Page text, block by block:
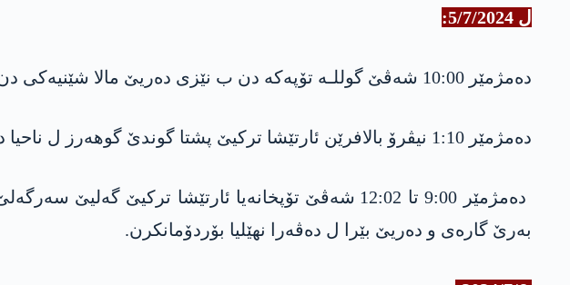
ل 5/7/2024:
ده‌مژمێر 10:00‏ شەڤێ گوللـە تۆپەکه‌ دن ب نێزی ده‌ریێ مالا شێنیه‌كی دن یێ گوندێ گوهه‌رز كه‌ت.
دەمژمێر ‎1:10‏ نیڤرۆ بالافرێن ئارتێشا تركیێ پشتا گوندێ گوهەرز ل ناحیا دێره‌لۆكێ بۆردۆمانکریە و یه‌ك مووشەک لێدایە.
دەمژمێر 9:00 تا 12:02 شه‌ڤێ تۆپخانه‌یا ئارتێشا
بەرێ گارەی و دەریێ بێرا ل دەڤەرا نهێلیا بۆردۆمانکرن.